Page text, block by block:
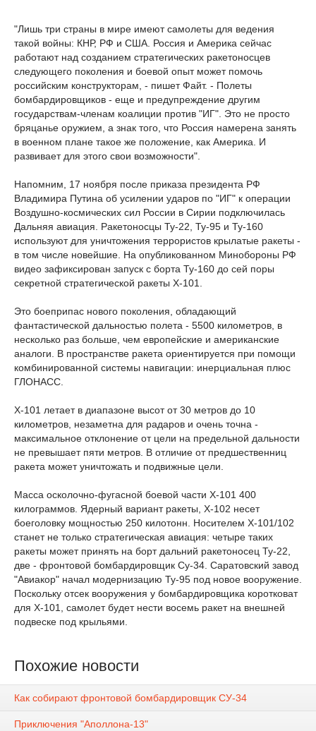
"Лишь три страны в мире имеют самолеты для ведения
такой войны: КНР, РФ и США. Россия и Америка сейчас
работают над созданием стратегических ракетоносцев
следующего поколения и боевой опыт может помочь
российским конструкторам, - пишет Файт. - Полеты
бомбардировщиков - еще и предупреждение другим
государствам-членам коалиции против "ИГ". Это не просто
бряцанье оружием, а знак того, что Россия намерена занять
в военном плане такое же положение, как Америка. И
развивает для этого свои возможности".
Напомним, 17 ноября после приказа президента РФ
Владимира Путина об усилении ударов по "ИГ" к операции
Воздушно-космических сил России в Сирии подключилась
Дальняя авиация. Ракетоносцы Ту-22, Ту-95 и Ту-160
используют для уничтожения террористов крылатые ракеты -
в том числе новейшие. На опубликованном Минобороны РФ
видео зафиксирован запуск с борта Ту-160 до сей поры
секретной стратегической ракеты Х-101.
Это боеприпас нового поколения, обладающий
фантастической дальностью полета - 5500 километров, в
несколько раз больше, чем европейские и американские
аналоги. В пространстве ракета ориентируется при помощи
комбинированной системы навигации: инерциальная плюс
ГЛОНАСС.
Х-101 летает в диапазоне высот от 30 метров до 10
километров, незаметна для радаров и очень точна -
максимальное отклонение от цели на предельной дальности
не превышает пяти метров. В отличие от предшественниц
ракета может уничтожать и подвижные цели.
Масса осколочно-фугасной боевой части Х-101 400
килограммов. Ядерный вариант ракеты, Х-102 несет
боеголовку мощностью 250 килотонн. Носителем Х-101/102
станет не только стратегическая авиация: четыре таких
ракеты может принять на борт дальний ракетоносец Ту-22,
две - фронтовой бомбардировщик Су-34. Саратовский завод
"Авиакор" начал модернизацию Ту-95 под новое вооружение.
Поскольку отсек вооружения у бомбардировщика коротковат
для Х-101, самолет будет нести восемь ракет на внешней
подвеске под крыльями.
Похожие новости
Как собирают фронтовой бомбардировщик СУ-34
Приключения "Аполлона-13"